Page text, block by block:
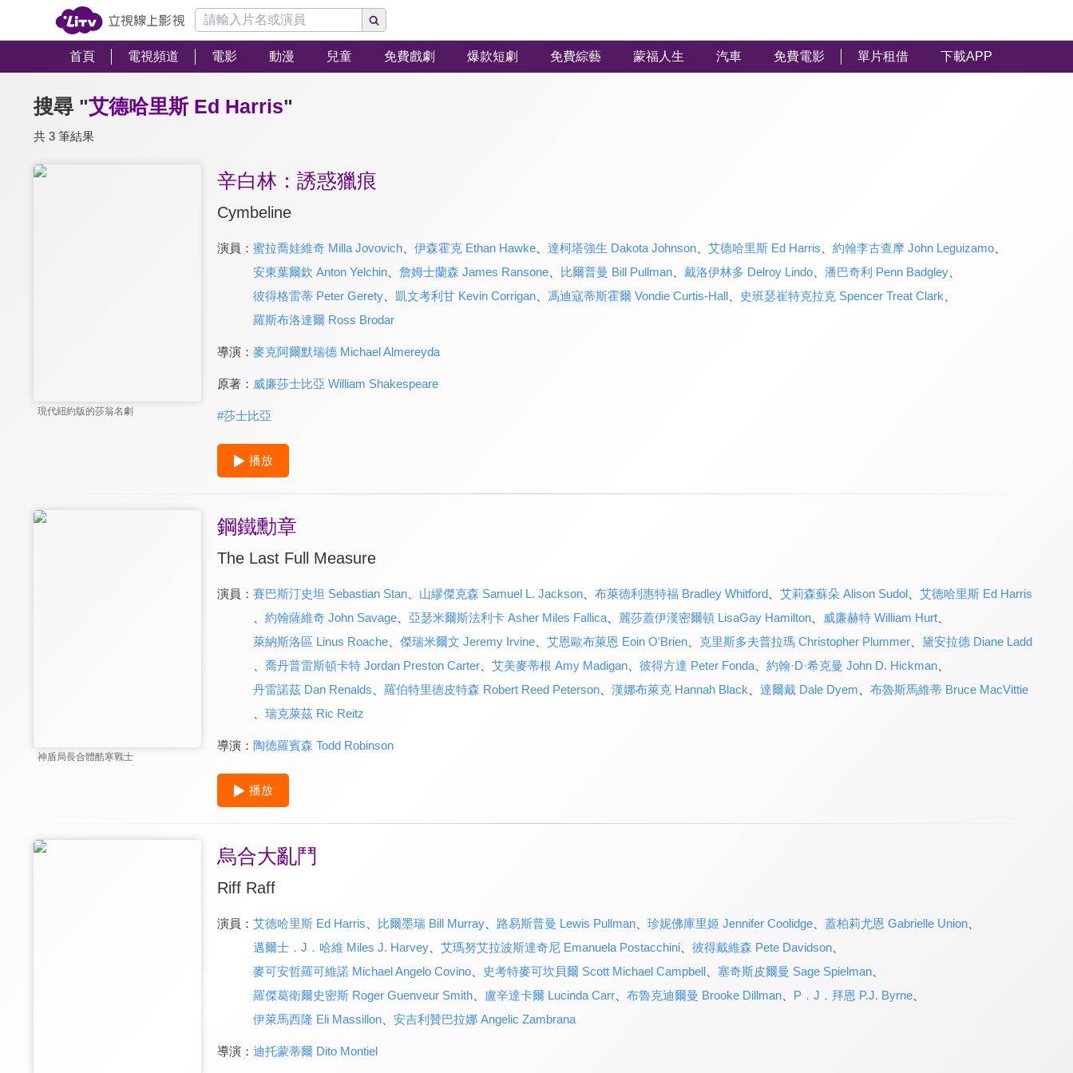
首頁 電視頻道 電影 動漫 兒童 免費戲劇 爆款短劇 免費綜藝 蒙福人生 汽車 免費電影 單片租借 下載APP
搜尋 "艾德哈里斯 Ed Harris"
共 3 筆結果
現代紐約版的莎翁名劇
辛白林：誘惑獵痕
Cymbeline
演員： 蜜拉喬娃維奇 Milla Jovovich、 伊森霍克 Ethan Hawke、 達柯塔強生 Dakota Johnson、 艾德哈里斯 Ed Harris 約翰李古查摩 John Leguizamo、
安東葉爾欽 Anton Yelchin、 詹姆士蘭森 James Ransone、 比爾普曼 Bill Pullman、 戴洛伊林多 Delroy Lindo、 潘巴奇利 Penn Badgley、
彼得格雷蒂 Peter Gerety、 凱文考利甘 Kevin Corrigan、 馮迪寇蒂斯霍爾 Vondie Curtis-Hall、 史班瑟崔特克拉克 Spencer Treat Clark
羅斯布洛達爾 Ross Brodar
導演： 麥克阿爾默瑞德 Michael Almereyda
原著： 威廉莎士比亞 William Shakespeare
#莎士比亞
播放
神盾局長合體酷寒戰士
鋼鐵勳章
The Last Full Measure
演員： 賽巴斯汀史坦 Sebastian Stan、 山繆傑克森 Samuel L. Jackson、 布萊德利惠特福 Bradley Whitford、 艾莉森蘇朵 Alison Sudol、 艾德哈里斯 Ed Harris
約翰薩維奇 John Savage、 亞瑟米爾斯法利卡 Asher Miles Fallica、 麗莎蓋伊漢密爾頓 LisaGay Hamilton、 威廉赫特 William Hurt、
萊納斯洛區 Linus Roache、 傑瑞米爾文 Jeremy Irvine、 艾恩歐布萊恩 Eoin O'Brien、 克里斯多夫普拉瑪 Christopher Plummer、 黛安拉德 Diane Ladd
喬丹普雷斯頓卡特 Jordan Preston Carter、 艾美麥蒂根 Amy Madigan、 彼得方達 Peter Fonda、 約翰·D·希克曼 John D. Hickman、
丹雷諾茲 Dan Renalds
羅伯特里德皮特森 Robert Reed Peterson、 漢娜布萊克 Hannah Black 達爾戴 Dale Dyem
布魯斯馬維蒂 Bruce MacVittie
瑞克萊茲 Ric Reitz
導演： 陶德羅賓森 Todd Robinson
播放
烏合大亂鬥
Riff Raff
演員： 艾德哈里斯 Ed Harris 比爾墨瑞 Bill Murray、 路易斯普曼 Lewis Pullman、 珍妮佛庫里姬 Jennifer Coolidge、 蓋柏莉尤恩 Gabrielle Union、
邁爾士．J．哈維 Miles J. Harvey、 艾瑪努艾拉波斯達奇尼 Emanuela Postacchini、 彼得戴維森 Pete Davidson、
麥可安哲羅可維諾 Michael Angelo Covino、 史考特麥可坎貝爾 Scott Michael Campbell、 塞奇斯皮爾曼 Sage Spielman、
羅傑葛衛爾史密斯 Roger Guenveur Smith、 盧辛達卡爾 Lucinda Carr、 布魯克迪爾曼 Brooke Dillman、 P．J．拜恩 P.J. Byrne、
伊萊馬西隆 Eli Massillon、 安吉利贊巴拉娜 Angelic Zambrana
導演： 迪托蒙蒂爾 Dito Montiel